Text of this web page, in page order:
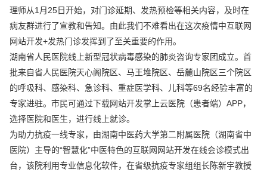
理师从1月25日开始，对门诊延期、发热预检等相关内容，及时在
病友群进行了宣教和告知。由此我们不难看出在这次疫情中互联网
网站开发+发热门诊发挥到了至关重要的作用。
湖南省人民医院线上新型冠状病毒感染的肺炎咨询专家团成立。首
批来自省人民医院天心阁院区、马王堆院区、岳麓山院区三个院区
的呼吸科、感染科、急诊科、重症医学科、儿科等69名经验丰富的
专家进驻。市民可通过下载网站开发掌上云医院（患者端）APP，
选择医院和医生，进行线上就诊。
为助力抗疫一线专家，由湖南中医药大学第二附属医院（湖南省中
医院）主导的“智慧化”中医特色的互联网网站开发在线会诊模式出
台，该院利用专业信息化软件，在省级抗疫专家组组长陈新宇教授